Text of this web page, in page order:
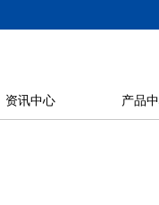
资讯中心 产品